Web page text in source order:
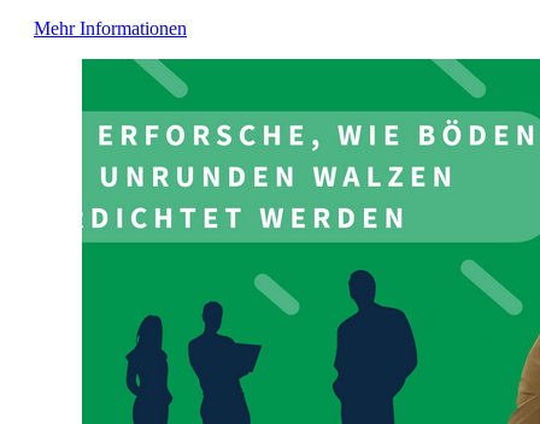
Mehr Informationen